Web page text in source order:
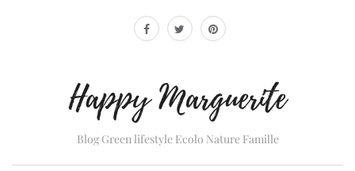
Blog Green lifestyle Ecolo Nature Famille